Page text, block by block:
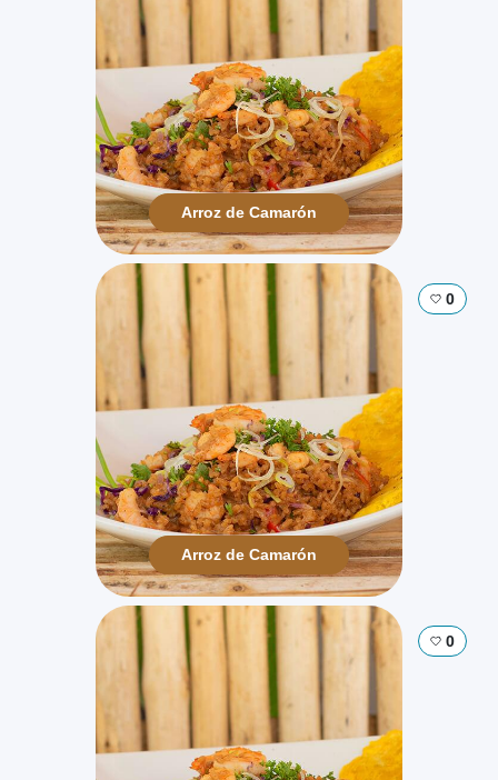
Arroz de Camarón
0
Arroz de Camarón
0